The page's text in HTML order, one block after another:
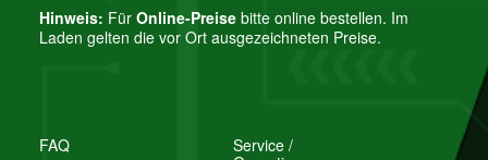
FAQ
Service /
Hinweis: Für Online-Preise bitte online bestellen. Im
Laden gelten die vor Ort ausgezeichneten Preise.